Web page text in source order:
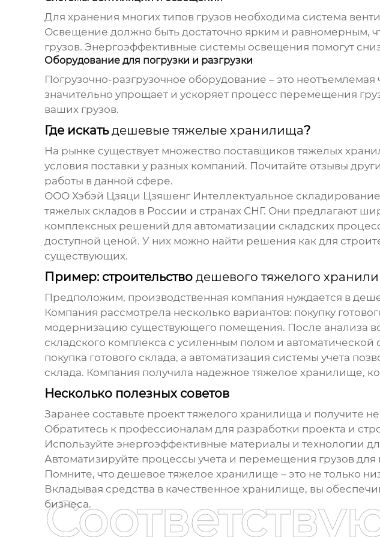
Для хранения многих типов грузов необходима система
Освещение должно быть достаточно ярким и равномерным,
грузов. Энергоэффективные системы освещения помогут
Оборудование для погрузки и разгрузки
Погрузочно-разгрузочное оборудование – это неотъемлемая
значительно упрощает и ускоряет процесс перемещения
ваших грузов.
Где искатьдешевые тяжелые хранилища?
На рынке существует множество поставщиков тяжелых
условия поставки у разных компаний. Почитайте отзывы
работы в данной сфере.
ООО Хэбэй Цзяци Цзяшенг Интеллектуальное
тяжелых складовв России и странах СНГ. Они предлагают
комплексных решений для автоматизации складских
доступной ценой. У них можно найти решения как для
существующих.
Пример: строительство дешевого тяжелого
Предположим, производственная компания нуждается в
Компания рассмотрела несколько вариантов: покупку
модернизацию существующего помещения. После анализа
складского комплекса с усиленным полом и автоматической
покупка готового склада, а автоматизация системы учета
склада. Компания получила надежное тяжелое хранилище,
Несколько полезных советов
Заранее составьте проект тяжелого хранилища и получите
Обратитесь к профессионалам для разработки проекта и
Используйте энергоэффективные материалы и технологии
Автоматизируйте процессы учета и перемещения грузов
Помните, что дешевое тяжелое хранилище – это не только
Вкладывая средства в качественное хранилище, вы
бизнеса.